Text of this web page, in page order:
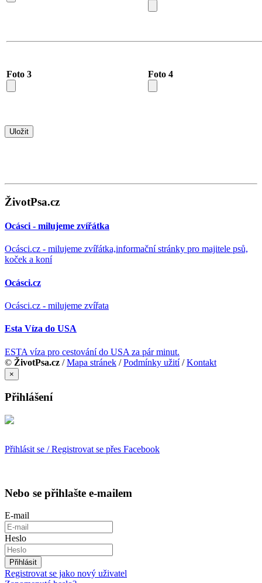
Foto 3 Foto 4
ŽivotPsa.cz
Ocásci - milujeme zvířátka
Ocásci.cz - milujeme zvířátka,informační stránky pro majitele psů,
koček a koní
Ocásci.cz
Ocásci.cz - milujeme zvířata
Esta Víza do USA
ESTA víza pro cestování do USA za pár minut.
© ŽivotPsa.cz /Mapa stránek /Podmínky užití/Kontakt
×
Přihlášení
Přihlásit se / Registrovat se přes Facebook
Nebo se přihlašte e-mailem
E-mail
Heslo
Přihlásit
Registrovat se jako nový uživatel